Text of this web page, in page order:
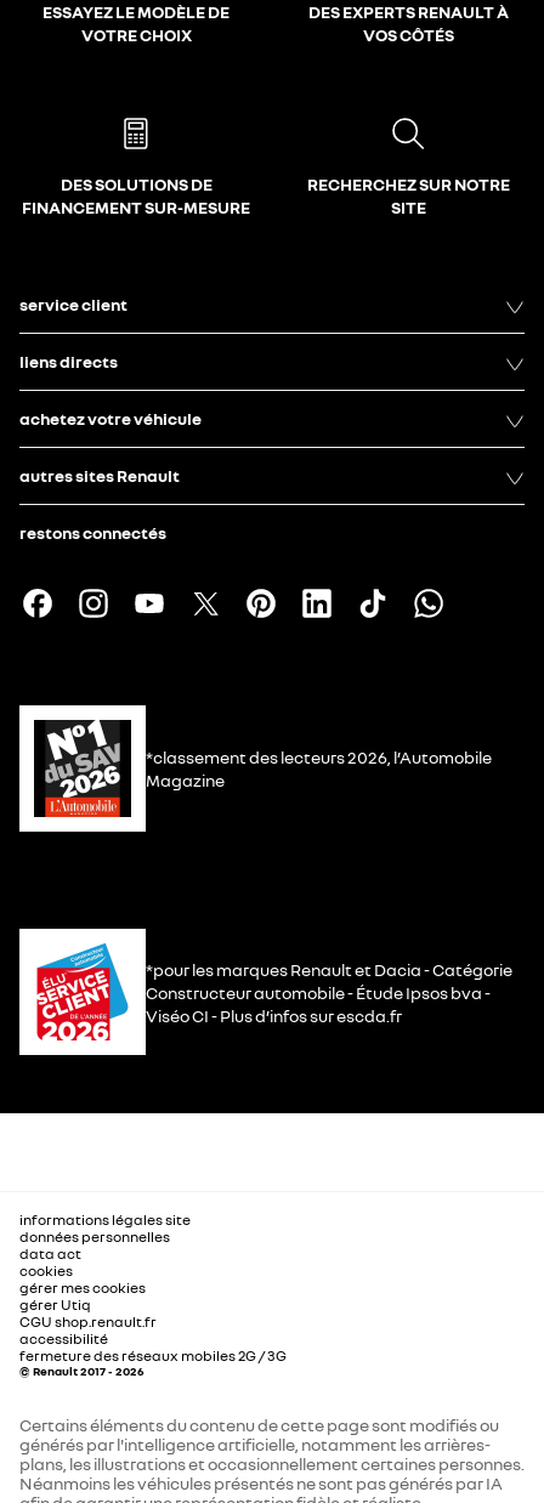
ESSAYEZ LE MODÈLE DE
VOTRE CHOIX
DES EXPERTS RENAULT À
VOS CÔTÉS
DES SOLUTIONS DE
FINANCEMENT SUR-MESURE
RECHERCHEZ SUR NOTRE
SITE
service client
liens directs
achetez votre véhicule
autres sites Renault
restons connectés
*classement des lecteurs 2026, l’Automobile
Magazine
*pour les marques Renault et Dacia - Catégorie
Constructeur automobile - Étude Ipsos bva -
Viséo CI - Plus d’infos sur escda.fr
informations légales site
données personnelles
data act
cookies
gérer mes cookies
gérer Utiq
CGU shop.renault.fr
accessibilité
fermeture des réseaux mobiles 2G / 3G
© Renault 2017 - 2026
Certains éléments du contenu de cette page sont modifiés ou
générés par l'intelligence artificielle, notamment les arrières-
plans, les illustrations et occasionnellement certaines personnes.
Néanmoins les véhicules présentés ne sont pas générés par IA